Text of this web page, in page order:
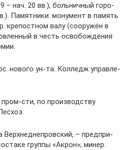
– нач. 20 вв.), боль­нич­ный го­ро­
Па­мят­ни­ки: мо­ну­мент в па­мять
кре­по­ст­ном ва­лу (соо­ру­жён в
в честь ос­во­бо­ж­де­ния
но­во­го ун-та. Кол­ледж управ­ле­
сти, по производству
Верх­не­днеп­ров­ский, – пред­при­
группы «Акрон»; ми­нер.